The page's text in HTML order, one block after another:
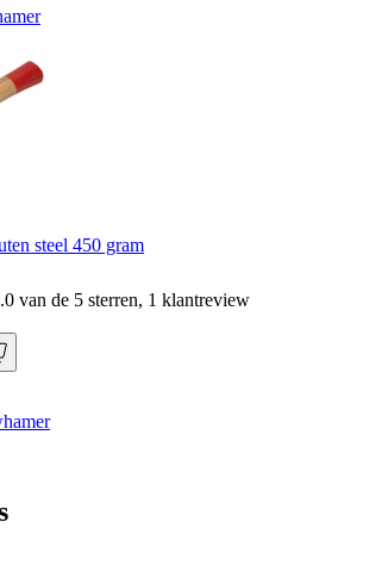
steel 450 gram
van de 5 sterren, 1 klantreview